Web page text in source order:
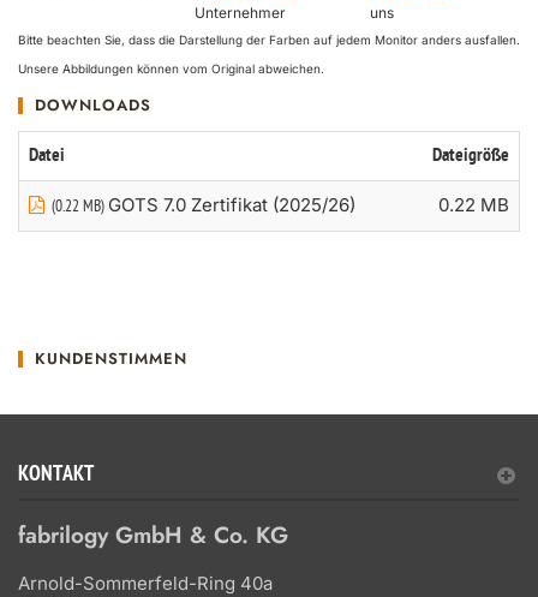
Unternehmer
uns
Bitte beachten Sie, dass die Darstellung der Farben auf jedem Monitor anders ausfallen.
Unsere Abbildungen können vom Original abweichen.
DOWNLOADS
Datei Dateigröße
(0.22 MB) GOTS 7.0 Zertifikat (2025/26) 0.22 MB
KUNDENSTIMMEN
KONTAKT
fabrilogy GmbH & Co. KG
Arnold-Sommerfeld-Ring 40a